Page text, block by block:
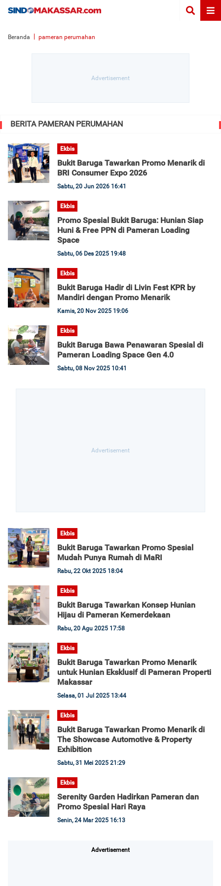
Beranda pameran perumahan
BERITA PAMERAN PERUMAHAN
Ekbis
Bukit Baruga Tawarkan Promo Menarik di
BRI Consumer Expo 2026
Sabtu, 20 Jun 2026 16:41
Ekbis
Promo Spesial Bukit Baruga: Hunian Siap
Huni & Free PPN di Pameran Loading
Space
Sabtu, 06 Des 2025 19:48
Ekbis
Bukit Baruga Hadir di Livin Fest KPR by
Mandiri dengan Promo Menarik
Kamis, 20 Nov 2025 19:06
Ekbis
Bukit Baruga Bawa Penawaran Spesial di
Pameran Loading Space Gen 4.0
Sabtu, 08 Nov 2025 10:41
Ekbis
Bukit Baruga Tawarkan Promo Spesial
Mudah Punya Rumah di MaRI
Rabu, 22 Okt 2025 18:04
Ekbis
Bukit Baruga Tawarkan Konsep Hunian
Hijau di Pameran Kemerdekaan
Rabu, 20 Agu 2025 17:58
Ekbis
Bukit Baruga Tawarkan Promo Menarik
untuk Hunian Eksklusif di Pameran Properti
Makassar
Selasa, 01 Jul 2025 13:44
Ekbis
Bukit Baruga Tawarkan Promo Menarik di
The Showcase Automotive & Property
Exhibition
Sabtu, 31 Mei 2025 21:29
Ekbis
Serenity Garden Hadirkan Pameran dan
Promo Spesial Hari Raya
Senin, 24 Mar 2025 16:13
Advertisement